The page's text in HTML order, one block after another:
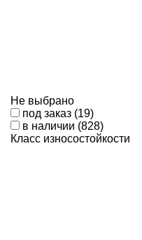
Не выбрано
под заказ (19)
в наличии (828)
Класс износостойкости